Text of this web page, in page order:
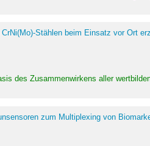
Stählen beim Einsatz vor Ort
des Zusammenwirkens aller
zum Multiplexing von